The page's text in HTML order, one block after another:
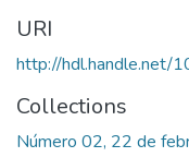
URI
http://hdl.handle.net/
Collections
Número 02, 22 de